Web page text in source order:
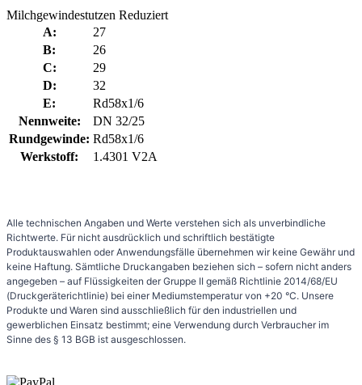
Milchgewindestutzen Reduziert
A:
27
B:
26
C:
29
D:
32
E:
Rd58x1/6
Nennweite:
DN 32/25
Rundgewinde: Rd58x1/6
Werkstoff:
1.4301 V2A
Alle technischen Angaben und Werte verstehen sich als unverbindliche
Richtwerte. Für nicht ausdrücklich und schriftlich bestätigte
Produktauswahlen oder Anwendungsfälle übernehmen wir keine Gewähr und
keine Haftung. Sämtliche Druckangaben beziehen sich – sofern nicht anders
angegeben – auf Flüssigkeiten der Gruppe II gemäß Richtlinie 2014/68/EU
(Druckgeräterichtlinie) bei einer Mediumstemperatur von +20 °C. Unsere
Produkte und Waren sind ausschließlich für den industriellen und
gewerblichen Einsatz bestimmt; eine Verwendung durch Verbraucher im
Sinne des § 13 BGB ist ausgeschlossen.